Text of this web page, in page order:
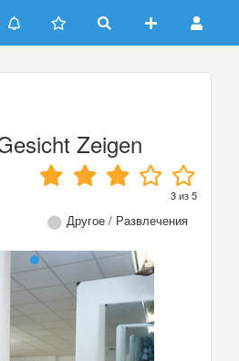
Zeigen
3из5
Другое / Развлечения